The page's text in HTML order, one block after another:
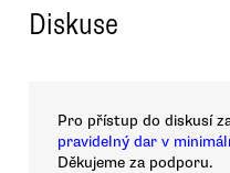
Diskuse
Pro přístup do diskusí
pravidelný dar v
Děkujeme za podporu.